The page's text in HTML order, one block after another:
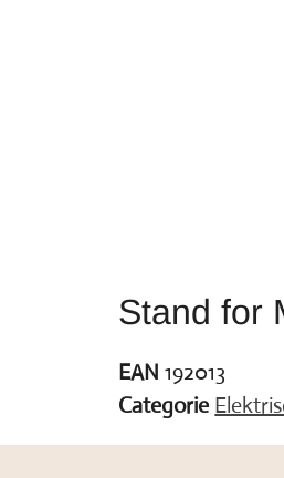
Stand for
EAN192013
Categorie